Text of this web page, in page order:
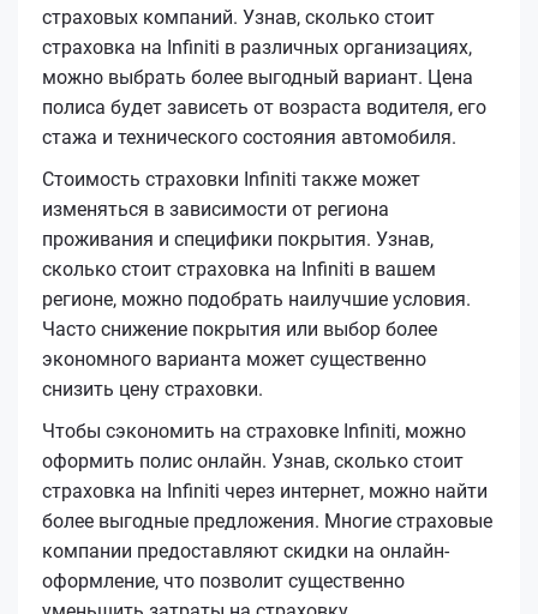
страховых компаний. Узнав, сколько стоит
страховка на Infiniti в различных организациях,
можно выбрать более выгодный вариант. Цена
полиса будет зависеть от возраста водителя, его
стажа и технического состояния автомобиля.
Стоимость страховки Infiniti также может
изменяться в зависимости от региона
проживания и специфики покрытия. Узнав,
сколько стоит страховка на Infiniti в вашем
регионе, можно подобрать наилучшие условия.
Часто снижение покрытия или выбор более
экономного варианта может существенно
снизить цену страховки.
Чтобы сэкономить на страховке Infiniti, можно
оформить полис онлайн. Узнав, сколько стоит
страховка на Infiniti через интернет, можно найти
более выгодные предложения. Многие страховые
компании предоставляют скидки на онлайн-
оформление, что позволит существенно